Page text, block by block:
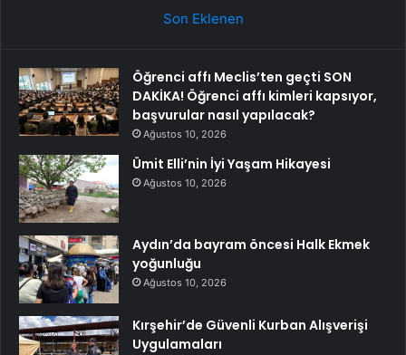
Son Eklenen
Öğrenci affı Meclis’ten geçti SON
DAKİKA! Öğrenci affı kimleri kapsıyor,
başvurular nasıl yapılacak?
Ağustos 10, 2026
Ümit Elli’nin İyi Yaşam Hikayesi
Ağustos 10, 2026
Aydın’da bayram öncesi Halk Ekmek
yoğunluğu
Ağustos 10, 2026
Kırşehir’de Güvenli Kurban Alışverişi
Uygulamaları